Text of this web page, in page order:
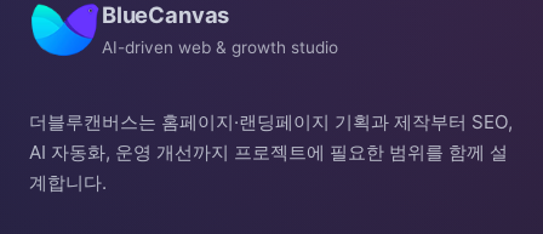
BlueCanvas
AI-driven web & growth studio
더블루캔버스는 홈페이지·랜딩페이지 기획과 제작부터 SEO,
AI 자동화, 운영 개선까지 프로젝트에 필요한 범위를 함께 설
계합니다.